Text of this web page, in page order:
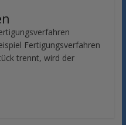
Fertigungsverfahren
trennt, wird der